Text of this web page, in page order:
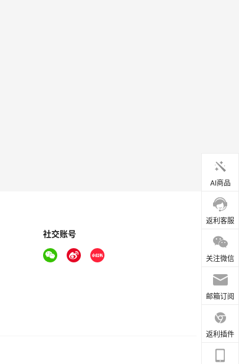
AI商品
返利客服
关注微信
邮箱订阅
返利插件
社交账号